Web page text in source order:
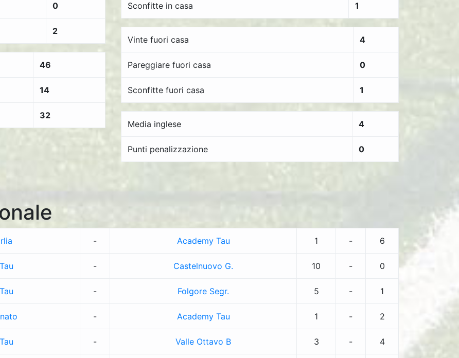
0
2
46
14
32
Sconfitte in casa 1
Vinte fuori casa 4
Pareggiare fuori casa 0
Sconfitte fuori casa 1
Media inglese 4
Punti penalizzazione 0
- Academy Tau 1 - 6
- Castelnuovo G. 10 - 0
- Folgore Segr. 5 - 1
- Academy Tau 1 - 2
- Valle Ottavo B 3 - 4